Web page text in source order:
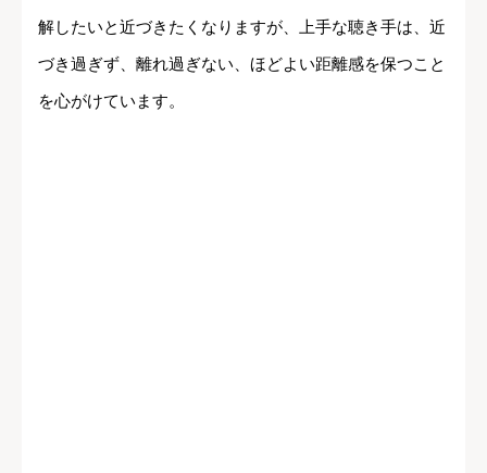
解したいと近づきたくなりますが、上手な聴き手は、近
づき過ぎず、離れ過ぎない、ほどよい距離感を保つこと
を心がけています。